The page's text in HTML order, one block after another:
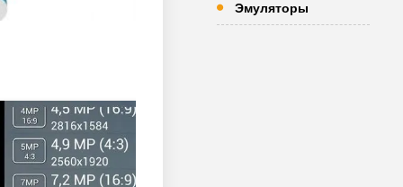
Эмуляторы